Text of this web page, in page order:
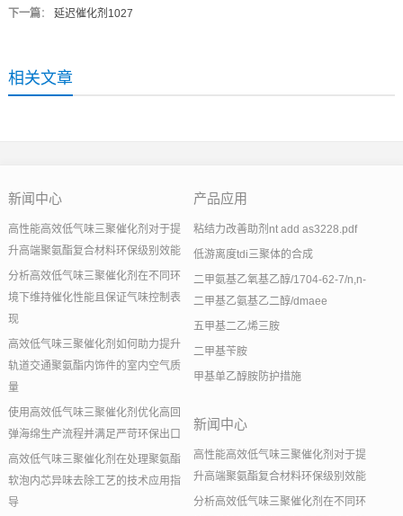
下一篇： 延迟催化剂1027
相关文章
新闻中心
高性能高效低气味三聚催化剂对于提
升高端聚氨酯复合材料环保级别效能
分析高效低气味三聚催化剂在不同环
境下维持催化性能且保证气味控制表
现
高效低气味三聚催化剂如何助力提升
轨道交通聚氨酯内饰件的室内空气质
量
使用高效低气味三聚催化剂优化高回
弹海绵生产流程并满足严苛环保出口
高效低气味三聚催化剂在处理聚氨酯
软泡内芯异味去除工艺的技术应用指
导
产品应用
粘结力改善助剂nt add as3228.pdf
低游离度tdi三聚体的合成
二甲氨基乙氧基乙醇/1704-62-7/n,n-
二甲基乙氨基乙二醇/dmaee
五甲基二乙烯三胺
二甲基苄胺
甲基单乙醇胺防护措施
新闻中心
高性能高效低气味三聚催化剂对于提
升高端聚氨酯复合材料环保级别效能
分析高效低气味三聚催化剂在不同环